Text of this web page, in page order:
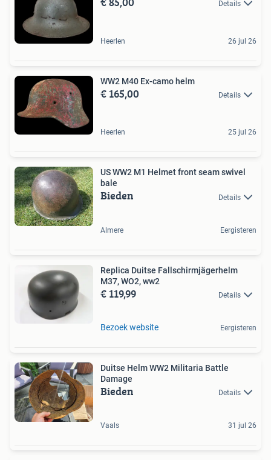
Details
Heerlen 26 jul 26
WW2 M40 Ex-camo helm
€ 165,00 Details
Heerlen 25 jul 26
US WW2 M1 Helmet front seam swivel
bale
Bieden Details
Almere Eergisteren
Replica Duitse Fallschirmjägerhelm
M37, WO2, ww2
€ 119,99 Details
Bezoek website Eergisteren
Duitse Helm WW2 Militaria Battle
Damage
Bieden Details
Vaals 31 jul 26